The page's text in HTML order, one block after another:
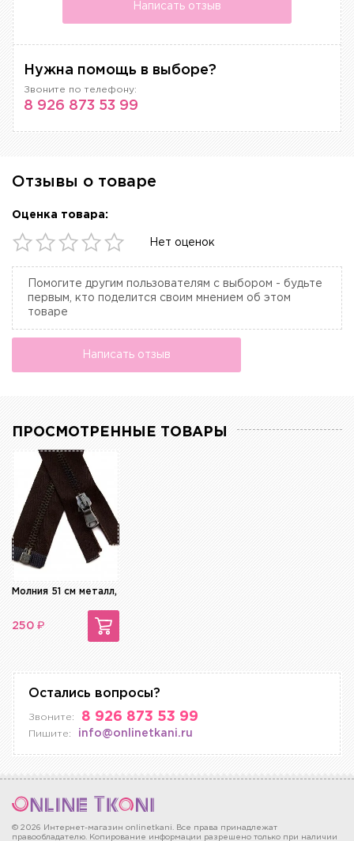
Написать отзыв
Нужна помощь в выборе?
Звоните по телефону:
8 926 873 53 99
Отзывы о товаре
Оценка товара:
Нет оценок
Помогите другим пользователям с выбором - будьте
первым, кто поделится своим мнением об этом
товаре
Написать отзыв
ПРОСМОТРЕННЫЕ ТОВАРЫ
Молния 51 см металл, разъемная
250 ₽
Остались вопросы?
Звоните: 8 926 873 53 99
Пишите: info@onlinetkani.ru
© 2026 Интернет-магазин onlinetkani. Все права принадлежат
правообладателю. Копирование информации разрешено только при наличии